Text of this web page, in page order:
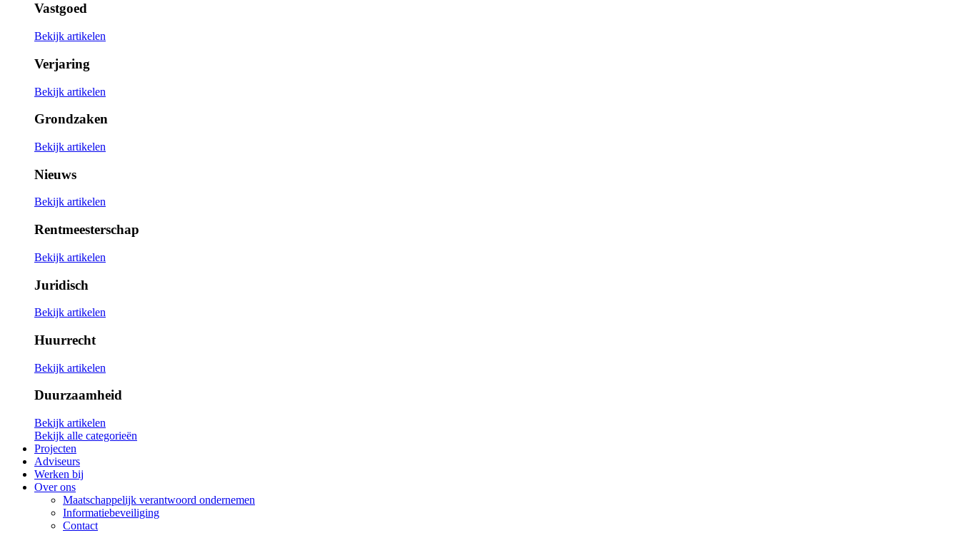
Vastgoed
Bekijk artikelen
Verjaring
Bekijk artikelen
Grondzaken
Bekijk artikelen
Nieuws
Bekijk artikelen
Rentmeesterschap
Bekijk artikelen
Juridisch
Bekijk artikelen
Huurrecht
Bekijk artikelen
Duurzaamheid
Bekijk artikelen
Bekijk alle categorieën
Projecten
Adviseurs
Werken bij
Over ons
Maatschappelijk verantwoord ondernemen
Informatiebeveiliging
Contact